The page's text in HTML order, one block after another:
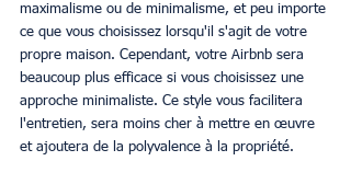
maximalisme ou de minimalisme, et peu importe
ce que vous choisissez lorsqu'il s'agit de votre
propre maison. Cependant, votre Airbnb sera
beaucoup plus efficace si vous choisissez une
approche minimaliste. Ce style vous facilitera
l'entretien, sera moins cher à mettre en œuvre
et ajoutera de la polyvalence à la propriété.